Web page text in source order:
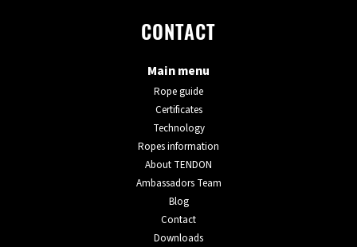
CONTACT
Main menu
Rope guide
Certificates
Technology
Ropes information
About TENDON
Ambassadors Team
Blog
Contact
Downloads